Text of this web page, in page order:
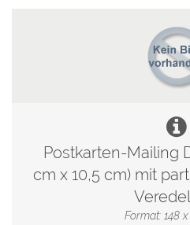
Postkarten-Mailing
cm x 10,5 cm) mit
Format: 148